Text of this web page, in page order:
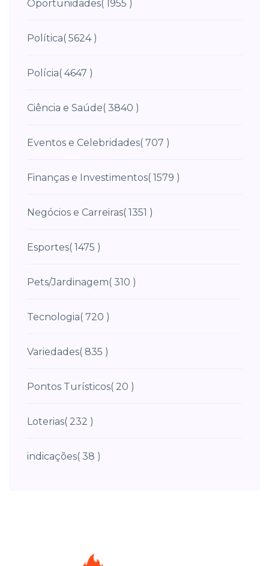
Oportunidades( 1955 )
Política( 5624 )
Polícia( 4647 )
Ciência e Saúde( 3840 )
Eventos e Celebridades( 707 )
Finanças e Investimentos( 1579 )
Negócios e Carreiras( 1351 )
Esportes( 1475 )
Pets/Jardinagem( 310 )
Tecnologia( 720 )
Variedades( 835 )
Pontos Turísticos( 20 )
Loterias( 232 )
indicações( 38 )